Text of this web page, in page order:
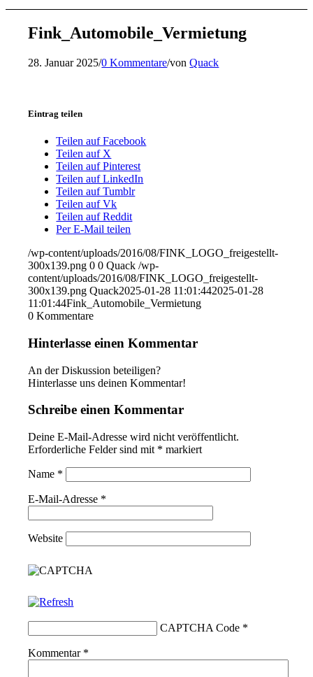
Fink_Automobile_Vermietung
28. Januar 2025/0 Kommentare/vonQuack
Eintrag teilen
Teilen auf Facebook
Teilen auf X
Teilen auf Pinterest
Teilen auf LinkedIn
Teilen auf Tumblr
Teilen auf Vk
Teilen auf Reddit
Per E-Mail teilen
/wp-content/uploads/2016/08/FINK_LOGO_freigestellt-
300x139.png 0 0 Quack /wp-
content/uploads/2016/08/FINK_LOGO_freigestellt-
300x139.png Quack2025-01-28 11:01:442025-01-28
11:01:44Fink_Automobile_Vermietung
0 Kommentare
Hinterlasse einen Kommentar
An der Diskussion beteiligen?
Hinterlasse uns deinen Kommentar!
Schreibe einen Kommentar
Deine E-Mail-Adresse wird nicht veröffentlicht.
Erforderliche Felder sind mit * markiert
Name *
E-Mail-Adresse *
Website
CAPTCHA Code *
Kommentar *